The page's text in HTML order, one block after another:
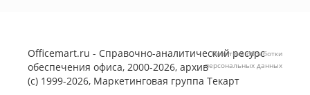
Officemart.ru - Справочно-аналитический ресурс
обеспечения офиса, 2000-2026, архив
(с) 1999-2026, Маркетинговая группа Текарт
Политика обработки
персональных данных